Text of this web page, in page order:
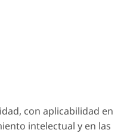
con aplicabilidad en
intelectual y en las